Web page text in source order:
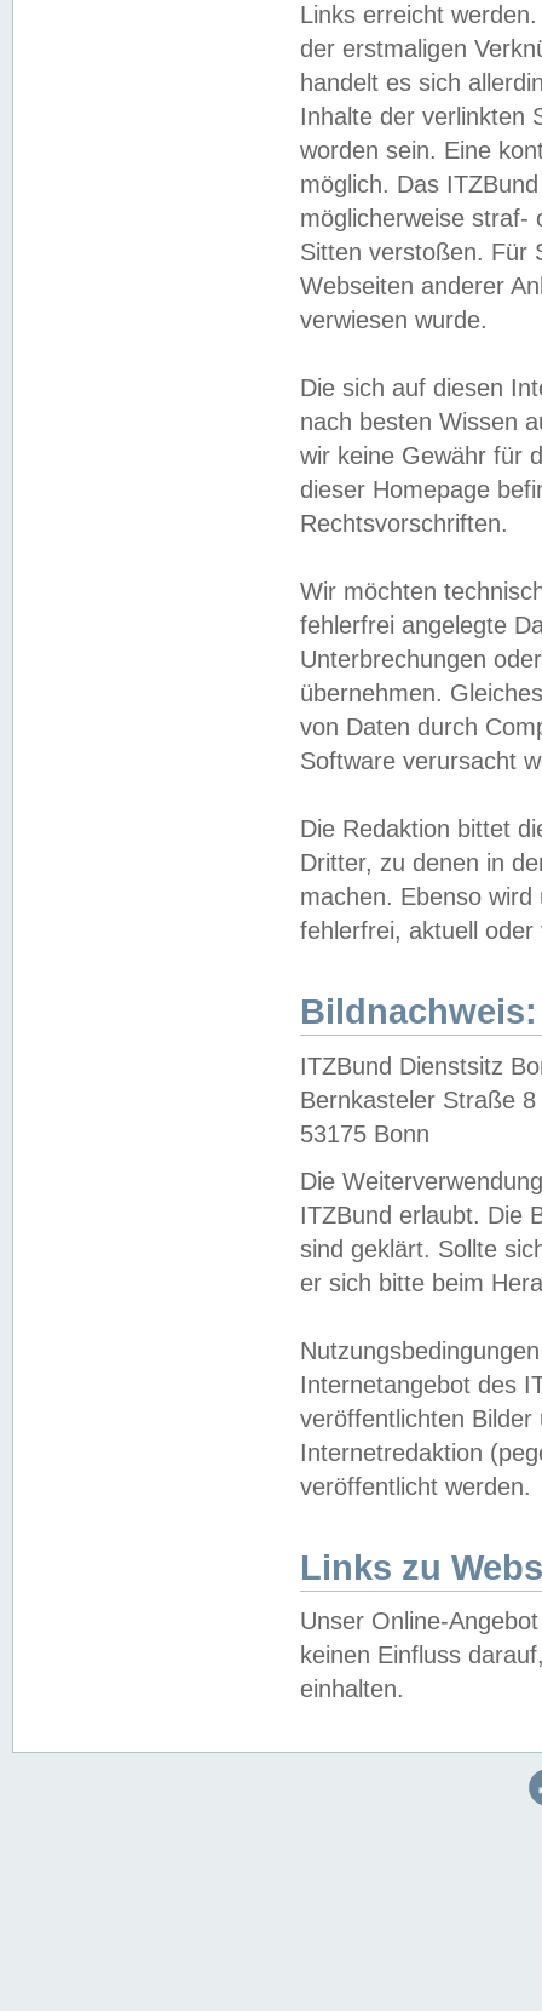
Links erreicht
der erstmaligen
handelt es sich
Inhalte der verlinkten
worden sein. Eine
möglich. Das
möglicherweise straf-
Sitten verstoßen. Für
Webseiten anderer
verwiesen wurde.
Die sich auf diesen
nach besten Wissen
wir keine Gewähr für
dieser Homepage
Rechtsvorschriften.
Wir möchten
fehlerfrei angelegte
Unterbrechungen
übernehmen.
von Daten durch
Software verursacht
Die Redaktion bittet
Dritter, zu denen in
machen. Ebenso
fehlerfrei, aktuell oder
Bildnachweis:
ITZBund Dienstsitz
Bernkasteler Straße 8
53175 Bonn
Die
ITZBund erlaubt. Die
sind geklärt. Sollte
er sich bitte beim
Internetangebot des
veröffentlichten
Internetredaktion
veröffentlicht werden.
Links zu
Unser Online-
keinen Einfluss
einhalten.